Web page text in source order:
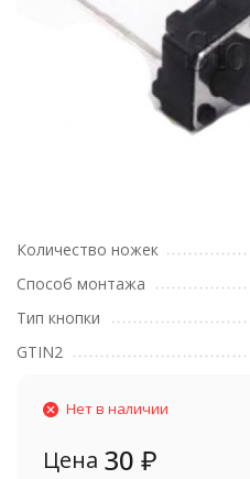
Количество ножек
Способ монтажа
Тип кнопки
GTIN2
Нет в наличии
Цена 30 ₽